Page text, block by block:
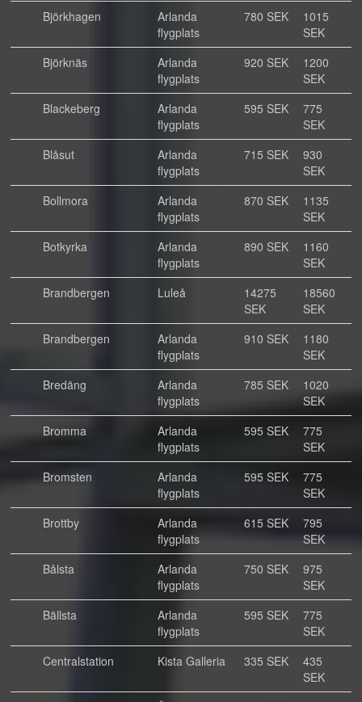
Björkhagen
Arlanda
flygplats
780 SEK
1015
SEK
Björknäs
Arlanda
flygplats
920 SEK
1200
SEK
Blackeberg
Arlanda
flygplats
595 SEK
775
SEK
Blåsut
Arlanda
flygplats
715 SEK
930
SEK
Bollmora
Arlanda
flygplats
870 SEK
1135
SEK
Botkyrka
Arlanda
flygplats
890 SEK
1160
SEK
Brandbergen
Luleå
14275
SEK
18560
SEK
Brandbergen
Arlanda
flygplats
910 SEK
1180
SEK
Bredäng
Arlanda
flygplats
785 SEK
1020
SEK
Bromma
Arlanda
flygplats
595 SEK
775
SEK
Bromsten
Arlanda
flygplats
595 SEK
775
SEK
Brottby
Arlanda
flygplats
615 SEK
795
SEK
Bålsta
Arlanda
flygplats
750 SEK
975
SEK
Bällsta
Arlanda
flygplats
595 SEK
775
SEK
Centralstation
Kista Galleria 335 SEK
435
SEK